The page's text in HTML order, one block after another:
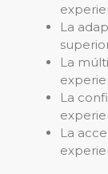
La
La
La
La